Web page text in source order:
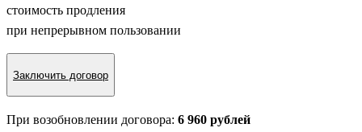
стоимость продления
при непрерывном пользовании
Заключить договор
При возобновлении договора: 6 960 рублей